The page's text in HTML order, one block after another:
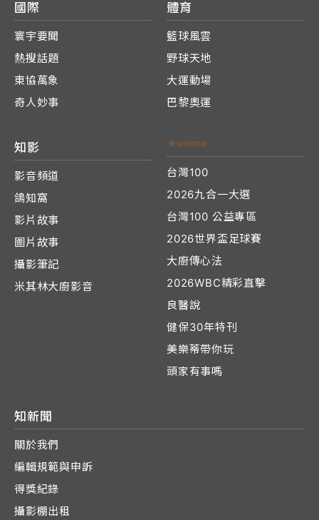
國際
寰宇要聞
熱搜話題
東協萬象
奇人妙事
體育
籃球風雲
野球天地
大運動場
巴黎奧運
知影
影音頻道
鴿知窩
影片故事
圖片故事
攝影筆記
米其林大廚影音
台灣100
2026九合一大選
台灣100 公益專區
2026世界盃足球賽
大廚傳心法
2026WBC精彩直擊
良醫說
健保30年特刊
美樂蒂帶你玩
頭家有事嗎
知新聞
關於我們
編輯規範與申訴
得獎紀錄
攝影棚出租